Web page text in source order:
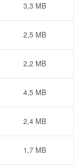
3,3 MB
2,5 MB
2,2 MB
4,5 MB
2,4 MB
1,7 MB